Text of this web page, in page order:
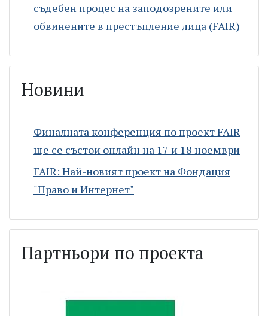
съдебен процес на заподозрените или
обвинените в престъплениe лица (FAIR)
Новини
Финалната конференция по проект FAIR
ще се състои онлайн на 17 и 18 ноември
FAIR: Най-новият проект на Фондация
"Право и Интернет"
Партньори по проекта